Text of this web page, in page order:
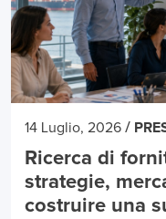
14 Luglio, 2026 /
Ricerca di
strategie,
costruire una